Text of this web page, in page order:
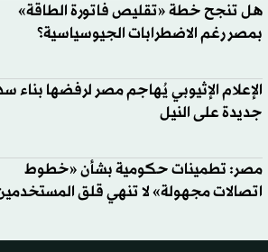
هل تنجح خطة «تقليص فاتورة الطاقة»
بمصر رغم الاضطرابات الجيوسياسية؟
الإعلام الإثيوبي يُهاجم مصر لرفضها بناء
جديدة على النيل
مصر: تطمينات حكومية بشأن «خطوط
اتصالات مجهولة» لا تنهي قلق